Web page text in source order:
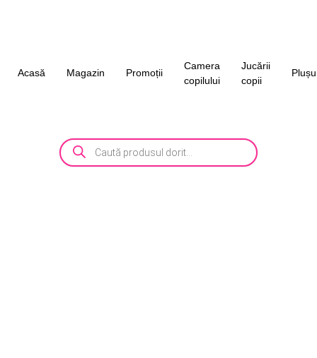
Acasă Magazin Promoții
Camera
copilului
Jucării
copii